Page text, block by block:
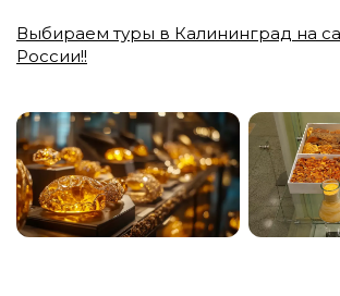
Выбираем туры в Калининград на
России!!